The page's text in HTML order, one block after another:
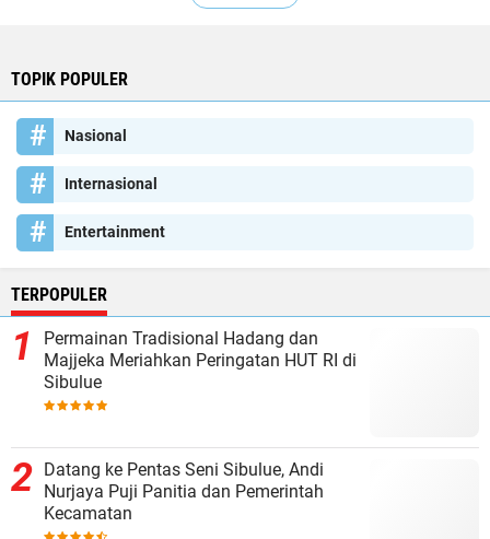
TOPIK POPULER
Nasional
Internasional
Entertainment
TERPOPULER
Permainan Tradisional Hadang dan
Majjeka Meriahkan Peringatan HUT RI di
Sibulue
Datang ke Pentas Seni Sibulue, Andi
Nurjaya Puji Panitia dan Pemerintah
Kecamatan